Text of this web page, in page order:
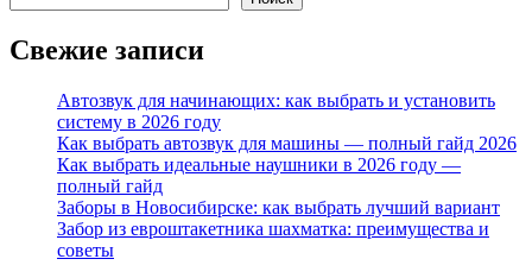
Свежие записи
Автозвук для начинающих: как выбрать и установить
систему в 2026 году
Как выбрать автозвук для машины — полный гайд 2026
Как выбрать идеальные наушники в 2026 году —
полный гайд
Заборы в Новосибирске: как выбрать лучший вариант
Забор из евроштакетника шахматка: преимущества и
советы